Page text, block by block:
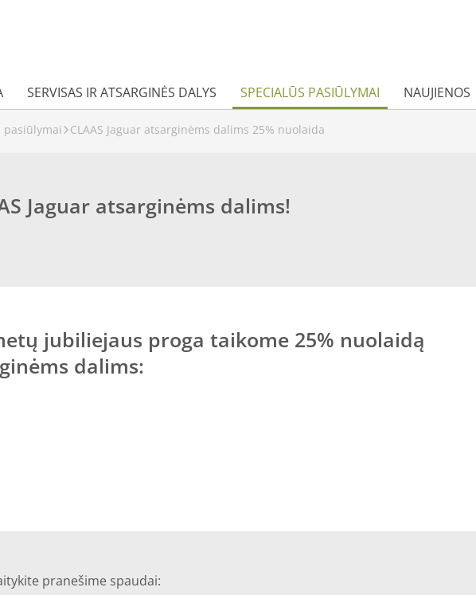
SERVISAS IR ATSARGINĖS DALYS SPECIALŪS PASIŪLYMAI NAUJIENOS
pasiūlymai CLAAS Jaguar atsarginėms dalims 25% nuolaida
Jaguar atsarginėms dalims!
jubiliejaus proga taikome 25% nuolaidą
dalims:
pranešime spaudai: